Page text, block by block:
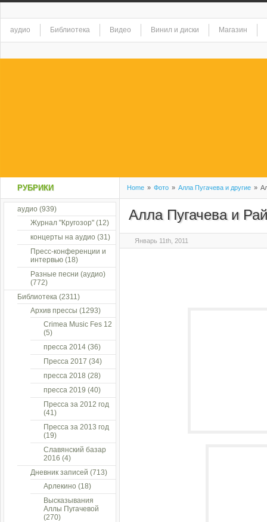
аудио Библиотека Видео Винил и диски Магазин
Home » Фото » Алла Пугачева и другие »
Алла Пугачева и
Январь 11th, 2011
РУБРИКИ
аудио (939)
Журнал "Кругозор" (12)
концерты на аудио (31)
Пресс-конференции и
интервью (18)
Разные песни (аудио)
(772)
Библиотека (2311)
Архив прессы (1293)
Crimea Music Fes 12
(5)
пресса 2014 (36)
Пресса 2017 (34)
пресса 2018 (28)
пресса 2019 (40)
Пресса за 2012 год
(41)
Пресса за 2013 год
(19)
Славянский базар
2016 (4)
Дневник записей (713)
Арлекино (18)
Высказывания
Аллы Пугачевой
(270)